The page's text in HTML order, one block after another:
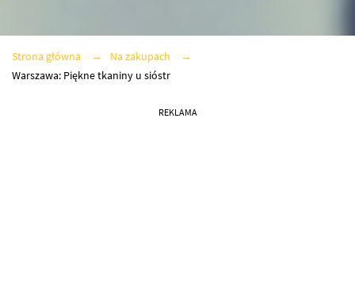
Strona główna
Na zakupach
Warszawa: Piękne tkaniny u sióstr
REKLAMA